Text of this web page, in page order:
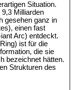
Situation.
Milliarden
gesehen ganz in
einen fast
Arc) entdeckt.
ist für die
die sie
bezeichnet hätten.
Strukturen des